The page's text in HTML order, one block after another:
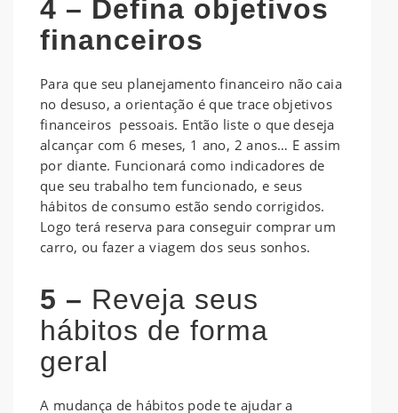
4 – Defina objetivos
financeiros
Para que seu planejamento financeiro não caia
no desuso, a orientação é que trace objetivos
financeiros pessoais. Então liste o que deseja
alcançar com 6 meses, 1 ano, 2 anos… E assim
por diante. Funcionará como indicadores de
que seu trabalho tem funcionado, e seus
hábitos de consumo estão sendo corrigidos.
Logo terá reserva para conseguir comprar um
carro, ou fazer a viagem dos seus sonhos.
5 – Reveja seus
hábitos de forma
geral
A mudança de hábitos pode te ajudar a